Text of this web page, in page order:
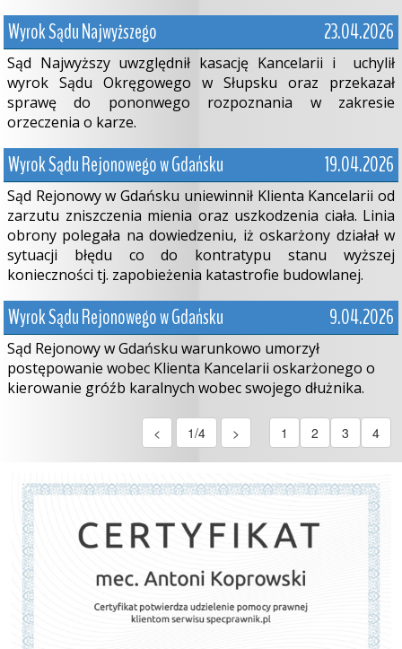
Wyrok Sądu Najwyższego 23.04.2026
Sąd Najwyższy uwzględnił kasację Kancelarii i uchylił
wyrok Sądu Okręgowego w Słupsku oraz przekazał
sprawę do pononwego rozpoznania w zakresie
orzeczenia o karze.
Wyrok Sądu Rejonowego w Gdańsku 19.04.2026
Sąd Rejonowy w Gdańsku uniewinnił Klienta Kancelarii od
zarzutu zniszczenia mienia oraz uszkodzenia ciała. Linia
obrony polegała na dowiedzeniu, iż oskarżony działał w
sytuacji błędu co do kontratypu stanu wyższej
konieczności tj. zapobieżenia katastrofie budowlanej.
Wyrok Sądu Rejonowego w Gdańsku 9.04.2026
Sąd Rejonowy w Gdańsku warunkowo umorzył
postępowanie wobec Klienta Kancelarii oskarżonego o
kierowanie gróźb karalnych wobec swojego dłużnika.
< 1/4 > 1 2 3 4